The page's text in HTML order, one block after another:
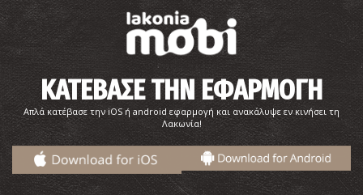
ΚΑΤΕΒΑΣΕ ΤΗΝ ΕΦΑΡΜΟΓΗ
Απλά κατέβασε την iOS ή android εφαρμογή και ανακάλυψε εν κινήσει τη
Λακωνία!